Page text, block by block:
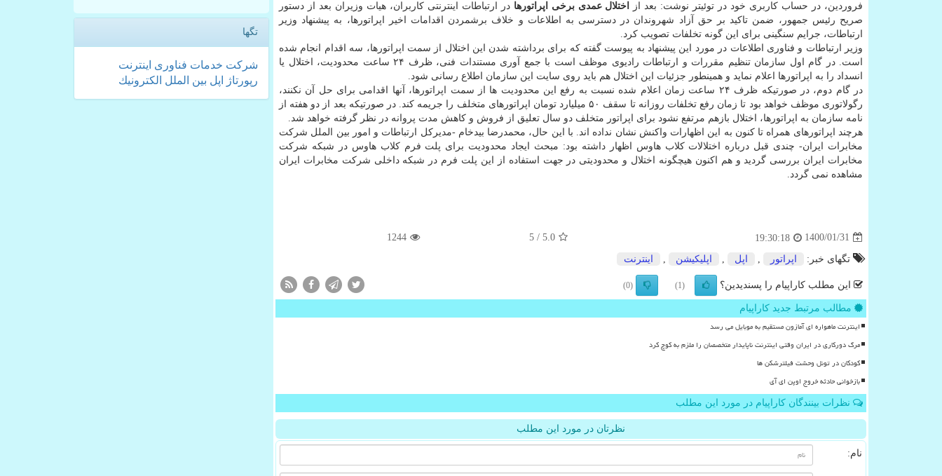
فروردین، در حساب کاربری خود در توئیتر نوشت: بعد از
اختلال عمدی برخی اپراتورها در ارتباطات اینترنتی کاربران، هیات وزیران بعد از دستور
صریح رئیس جمهور، ضمن تاکید بر حق آزاد شهروندان در دسترسی به اطلاعات و خلاف برشمردن اقدامات اخیر اپراتورها، به پیشنهاد وزیر
ارتباطات، جرایم سنگینی برای این گونه تخلفات تصویب کرد.
وزیر ارتباطات و فناوری اطلاعات در مورد این پیشنهاد به پیوست گفته که برای برداشته شدن این اختلال از سمت اپراتورها، سه اقدام انجام شده
است. در گام اول سازمان تنظیم مقررات و ارتباطات رادیوی موظف است با جمع آوری مستندات فنی، ظرف ۲۴ ساعت محدودیت، اختلال یا
انسداد را به اپراتورها اعلام نماید و همینطور جزئیات این اختلال هم باید روی سایت این سازمان اطلاع رسانی شود.
در گام دوم، در صورتیکه ظرف ۲۴ ساعت زمان اعلام شده نسبت به رفع این محدودیت ها از سمت اپراتورها، آنها اقدامی برای حل آن نکنند،
رگولاتوری موظف خواهد بود تا زمان رفع تخلفات روزانه تا سقف ۵۰ میلیارد تومان اپراتورهای متخلف را جریمه کند. در صورتیکه بعد از دو هفته از
نامه سازمان به اپراتورها، اختلال بازهم مرتفع نشود برای اپراتور متخلف دو سال تعلیق از فروش و کاهش مدت پروانه در نظر گرفته خواهد شد.
هرچند اپراتورهای همراه تا کنون به این اظهارات واکنش نشان نداده اند. با این حال، محمدرضا بیدخام -مدیرکل ارتباطات و امور بین الملل شرکت
مخابرات ایران- چندی قبل درباره اختلالات کلاب هاوس اظهار داشته بود: مبحث ایجاد محدودیت برای پلت فرم کلاب هاوس در شبکه شرکت
مخابرات ایران بررسی گردید و هم اکنون هیچگونه اختلال و محدودیتی در جهت استفاده از این پلت فرم در شبکه داخلی شرکت مخابرات ایران
مشاهده نمی گردد.
1400/01/31
19:30:18
5.0
/ 5
1244
تگهای خبر: اپراتور اپل اپلیكیشن اینترنت
این مطلب کاراپیام را پسندیدین؟ (1)
(0)
مطالب مرتبط جدید کاراپیام
اینترنت ماهواره ای آمازون مستقیم به موبایل می رسد
مرگ دورکاری در ایران وقتی اینترنت ناپایدار متخصصان را ملزم به کوچ کرد
کودکان در تونل وحشت فیلترشکن ها
بازخوانی حادثه خروج اوپن ای آی
نظرات بینندگان کاراپیام در مورد این مطلب
نظرتان در مورد این مطلب
نام:
تگها
شركت خدمات فناوری اینترنت
رپورتاژ
اپل بین الملل الكترونیك